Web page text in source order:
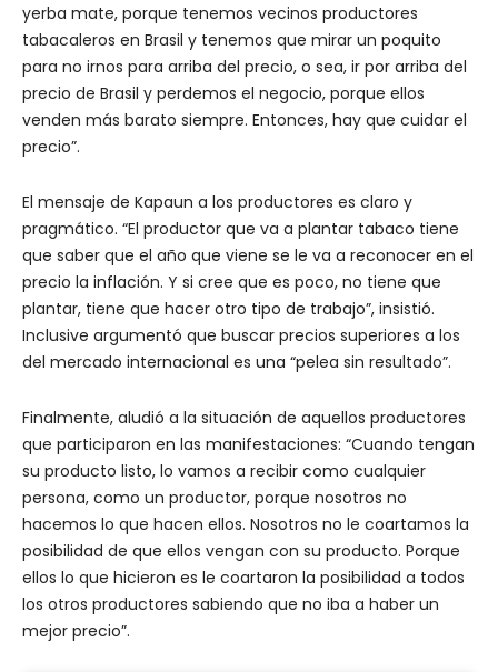
yerba mate, porque tenemos vecinos productores
tabacaleros en Brasil y tenemos que mirar un poquito
para no irnos para arriba del precio, o sea, ir por arriba del
precio de Brasil y perdemos el negocio, porque ellos
venden más barato siempre. Entonces, hay que cuidar el
precio”.
El mensaje de Kapaun a los productores es claro y
pragmático. “El productor que va a plantar tabaco tiene
que saber que el año que viene se le va a reconocer en el
precio la inflación. Y si cree que es poco, no tiene que
plantar, tiene que hacer otro tipo de trabajo”, insistió.
Inclusive argumentó que buscar precios superiores a los
del mercado internacional es una “pelea sin resultado”.
Finalmente, aludió a la situación de aquellos productores
que participaron en las manifestaciones: “Cuando tengan
su producto listo, lo vamos a recibir como cualquier
persona, como un productor, porque nosotros no
hacemos lo que hacen ellos. Nosotros no le coartamos la
posibilidad de que ellos vengan con su producto. Porque
ellos lo que hicieron es le coartaron la posibilidad a todos
los otros productores sabiendo que no iba a haber un
mejor precio”.